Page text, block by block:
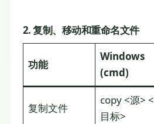
2. 复制、移动和重命名文件
功能
Windows
(cmd)
复制文件
copy <源> <
目标>